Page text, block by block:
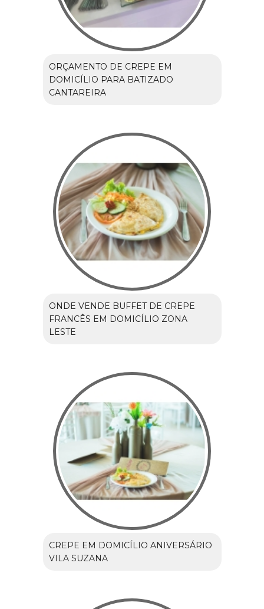
ORÇAMENTO DE CREPE EM
DOMICÍLIO PARA BATIZADO
CANTAREIRA
ONDE VENDE BUFFET DE CREPE
FRANCÊS EM DOMICÍLIO ZONA
LESTE
CREPE EM DOMICÍLIO ANIVERSÁRIO
VILA SUZANA